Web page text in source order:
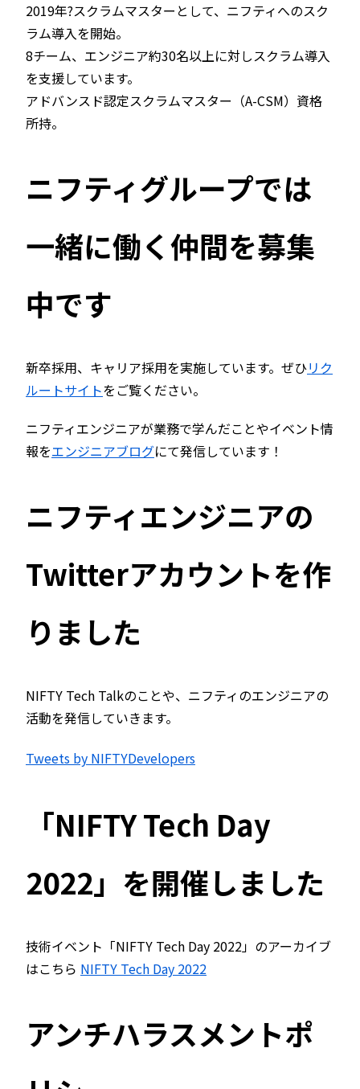
2019年?スクラムマスターとして、ニフティへのスク
ラム導入を開始。
8チーム、エンジニア約30名以上に対しスクラム導入
を支援しています。
アドバンスド認定スクラムマスター（A-CSM）資格
所持。
ニフティグループでは
一緒に働く仲間を募集
中です
新卒採用、キャリア採用を実施しています。ぜひリク
ルートサイトをご覧ください。
ニフティエンジニアが業務で学んだことやイベント情
報をエンジニアブログにて発信しています！
ニフティエンジニアの
Twitterアカウントを作
りました
NIFTY Tech Talkのことや、ニフティのエンジニアの
活動を発信していきます。
Tweets by NIFTYDevelopers
「NIFTY Tech Day
2022」を開催しました
技術イベント「NIFTY Tech Day 2022」のアーカイブ
はこちら NIFTY Tech Day 2022
アンチハラスメントポ